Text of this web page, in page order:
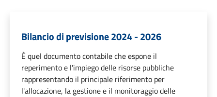
Bilancio di previsione 2024 - 2026
È quel documento contabile che espone il
reperimento e l'impiego delle risorse pubbliche
rappresentando il principale riferimento per
l'allocazione, la gestione e il monitoraggio delle